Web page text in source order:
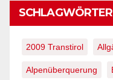
SCHLAGWÖRTER
2009 Transtirol
Alpenüberquerung